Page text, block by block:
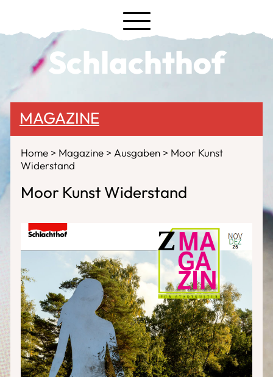
Schlachthof
MAGAZINE
Home Magazine Ausgaben
Moor Kunst
Widerstand
Moor Kunst Widerstand